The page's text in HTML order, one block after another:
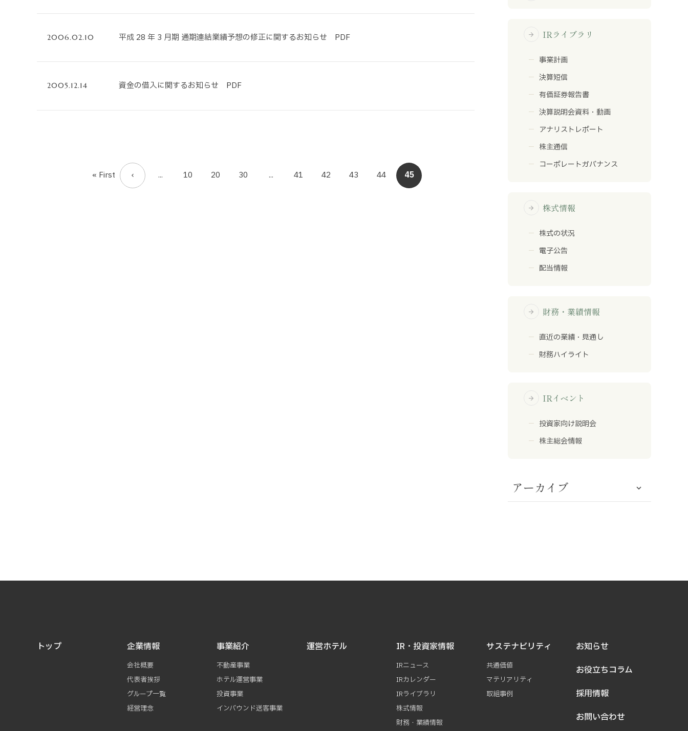
2006.02.10 平成 28 年 3 月期 通期連結業績予想の修正に関するお知らせ PDF
2005.12.14 資金の借入に関するお知らせ PDF
« First ... 10 20 30 ... 41 42 43 44 45
arrow_forward IRライブラリ
事業計画
決算短信
有価証券報告書
決算説明会資料・動画
アナリストレポート
株主通信
コーポレートガバナンス
arrow_forward 株式情報
株式の状況
電子公告
配当情報
arrow_forward 財務・業績情報
直近の業績・見通し
財務ハイライト
arrow_forward IRイベント
投資家向け説明会
株主総会情報
アーカイブ
トップ 企業情報
会社概要
代表者挨拶
グループ一覧
経営理念
事業紹介
不動産事業
ホテル運営事業
投資事業
インバウンド送客事業
運営ホテル IR・投資家情報
IRニュース
IRカレンダー
IRライブラリ
株式情報
財務・業績情報
サステナビリティ
共通価値
マテリアリティ
取組事例
お知らせ
お役立ちコラム
採用情報
お問い合わせ